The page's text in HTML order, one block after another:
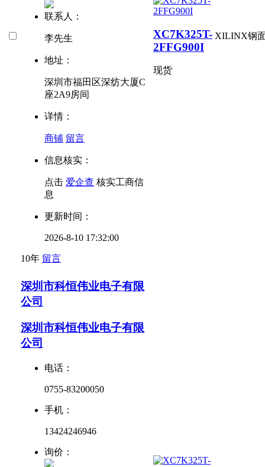
联系人：
李先生
地址：
深圳市福田区深纺大厦C
座2A9房间
详情：
商铺 留言
信息核实：
点击 爱企查 核实工商信
息
更新时间：
2026-8-10 17:32:00
10年 留言
XC7K325T-
2FFG900I
现货
XILINX钢
深圳市科恒伟业电子有限
公司
深圳市科恒伟业电子有限
公司
电话：
0755-83200050
手机：
13424246946
询价：